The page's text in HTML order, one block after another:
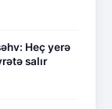
Heç yerə
salır